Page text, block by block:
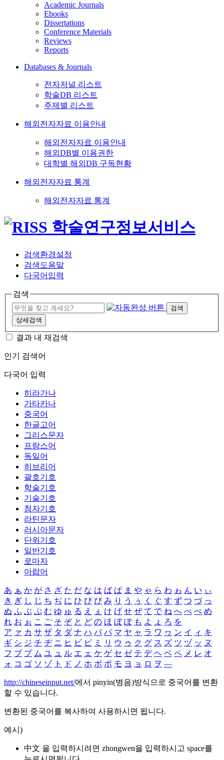
Academic Journals
Ebooks
Dissertations
Conference Materials
Reviews
Reports
Databases & Journals
전자저널 리스트
학술DB 리스트
주제별 리스트
해외전자자료 이용안내
해외전자자료 이용안내
해외DB별 이용권한
대학별 해외DB 구독현황
해외전자자료 통계
해외전자자료 통계
검색환경설정
검색도움말
다국어입력
검색
검색
상세검색
결과 내 재검색
인기 검색어
다국어 입력
히라가나
가타카나
중국어
한글고어
그리스문자
프랑스어
독일어
히브리어
괄호기호
학술기호
기술기호
첨자기호
라틴문자
러시아문자
단위기호
일반기호
로마자
아랍어
あ ぁ か が さ ざ た だ な は ば ぱ ま や ゃ ら わ ゎ ん い ぃ
き ぎ し じ ち ぢ に ひ び ぴ み り う ぅ く ぐ す ず つ づ っ
ぬ ふ ぶ ぷ む ゆ ゅ る え ぇ け げ せ ぜ て で ね へ べ ぺ め
れ お ぉ こ ご そ ぞ と ど の ほ ぼ ぽ も よ ょ ろ を
ア ァ カ サ ザ タ ダ ナ ハ バ パ マ ヤ ャ ラ ワ ヮ ン イ ィ キ
ギ シ ジ チ ヂ ニ ヒ ビ ピ ミ リ ウ ゥ ク グ ス ズ ツ ヅ ッ ヌ
フ ブ プ ム ユ ュ ル エ ェ ケ ゲ セ ゼ テ デ ヘ ベ ペ メ レ オ
ォ コ ゴ ソ ゾ ト ド ノ ホ ボ ポ モ ヨ ョ ロ ヲ ―
http://chineseinput.net/에서 pinyin(병음)방식으로 중국어를 변환
할 수 있습니다.
변환된 중국어를 복사하여 사용하시면 됩니다.
예시)
中文 을 입력하시려면 zhongwen을 입력하시고 space를